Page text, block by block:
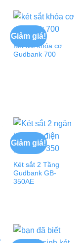
Giảm giá!
Két sắt khóa cơ
Gudbank 700
Giảm giá!
Két sắt 2 Tầng
Gudbank GB-
350AE